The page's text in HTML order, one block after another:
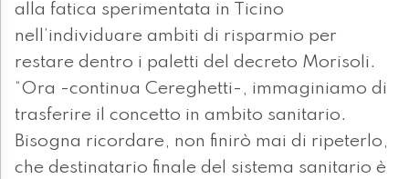
alla fatica sperimentata in Ticino
nell’individuare ambiti di risparmio per
restare dentro i paletti del decreto Morisoli.
“Ora -continua Cereghetti-, immaginiamo di
trasferire il concetto in ambito sanitario.
Bisogna ricordare, non finirò mai di ripeterlo,
che destinatario finale del sistema sanitario è